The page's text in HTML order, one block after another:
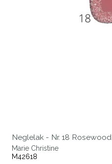
Neglelak - Nr. 18 Rosewood
Marie Christine
M42618